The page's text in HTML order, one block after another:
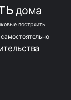
дома
построить
самостоятельно